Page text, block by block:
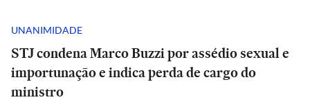
UNANIMIDADE
STJ condena Marco Buzzi por assédio sexual e
importunação e indica perda de cargo do
ministro